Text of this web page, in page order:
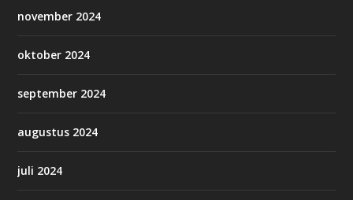
november 2024
oktober 2024
september 2024
augustus 2024
juli 2024